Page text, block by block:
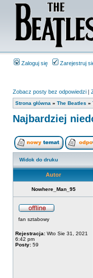
Zaloguj się Zarejestruj
Zobacz posty bez odpowiedzi |
Strona główna » The Beatles »
Najbardziej
Widok do druku
Autor
Nowhere_Man_95
fan sztabowy
Rejestracja: Wto Sie 31, 2021
6:42 pm
Posty: 59